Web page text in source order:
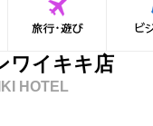
旅行・遊び ビジネス
ワイキキ店
HOTEL